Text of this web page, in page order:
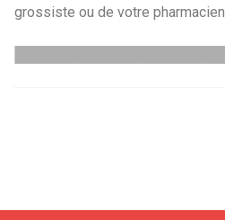
grossiste ou de votre pharmacien.